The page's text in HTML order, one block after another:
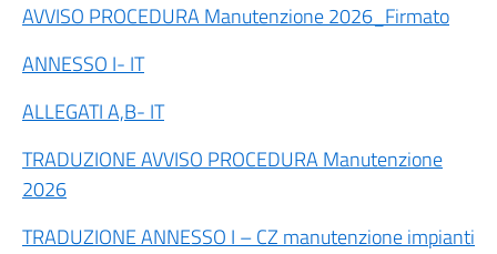
AVVISO PROCEDURA Manutenzione 2026_Firmato
ANNESSO I- IT
ALLEGATI A,B- IT
TRADUZIONE AVVISO PROCEDURA Manutenzione
2026
TRADUZIONE ANNESSO I – CZ manutenzione impianti